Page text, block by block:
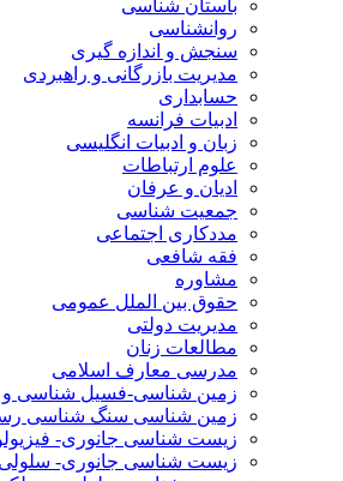
باستان شناسی
روانشناسی
سنجش و اندازه گیری
مدیریت بازرگانی و راهبردی
حسابداری
ادبیات فرانسه
زبان و ادبیات انگلیسی
علوم ارتباطات
ادیان و عرفان
جمعیت شناسی
مددکاری اجتماعی
فقه شافعی
مشاوره
حقوق بین الملل عمومی
مدیریت دولتی
مطالعات زنان
مدرسی معارف اسلامی
زمین شناسی-فسیل شناسی و
زمین شناسی سنگ شناسی
زیست شناسی جانوری-
زیست شناسی جانوری- سلولی